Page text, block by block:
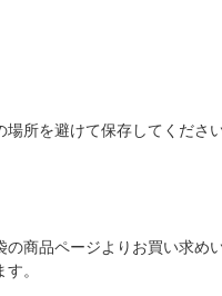
所を避けて保存してください
商品ページよりお買い求め
。